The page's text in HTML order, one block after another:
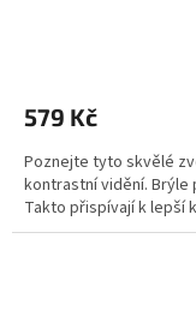
579 Kč
Poznejte tyto skvělé
kontrastní vidění. Brýle
Takto přispívají k lepší